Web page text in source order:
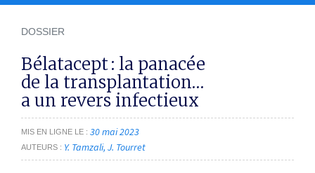
DOSSIER
Bélatacept : la panacée
de la transplantation…
a un revers infectieux
MIS EN LIGNE LE 30 mai 2023
AUTEURS Y. Tamzali J. Tourret